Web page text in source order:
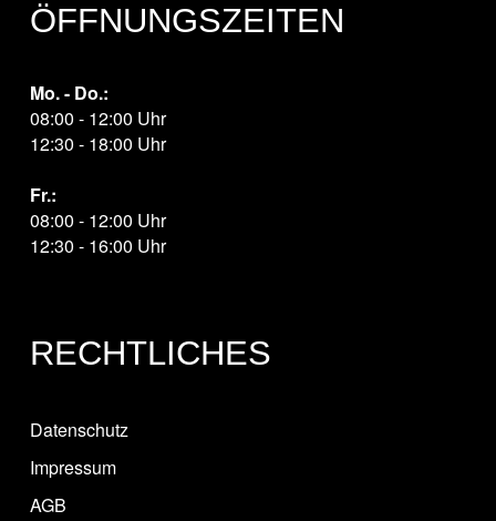
ÖFFNUNGSZEITEN
Mo. - Do.:
08:00 - 12:00 Uhr
12:30 - 18:00 Uhr
Fr.:
08:00 - 12:00 Uhr
12:30 - 16:00 Uhr
RECHTLICHES
Datenschutz
Impressum
AGB